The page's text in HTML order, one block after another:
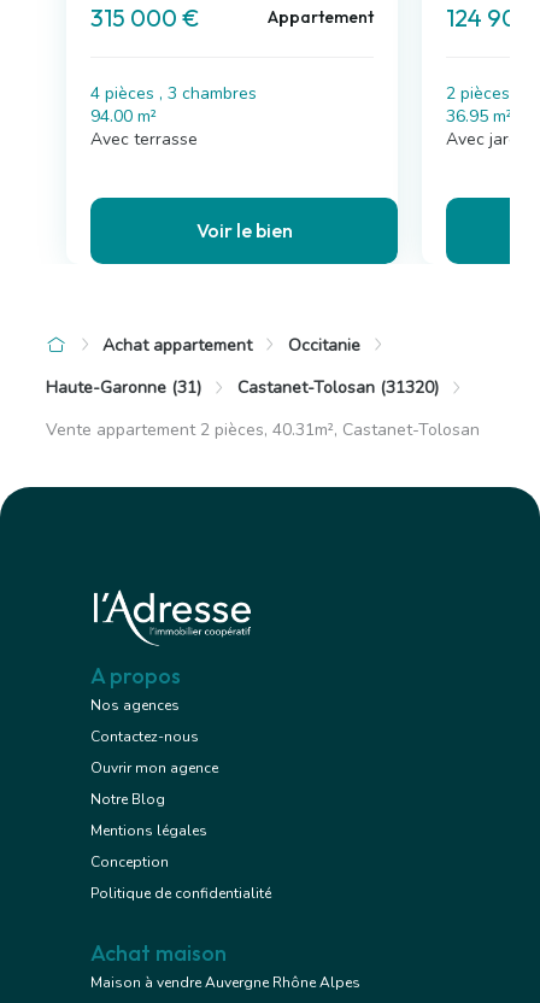
315 000 € Appartement
4 pièces , 3 chambres
94.00 m²
Avec terrasse
Voir le bien
124
2 pièces , 1
36.95 m²
Avec jardin
Achat appartement
Occitanie
Haute-Garonne (31)
Castanet-Tolosan (31320)
Vente appartement 2 pièces, 40.31m², Castanet-Tolosan
A propos
Nos agences
Contactez-nous
Ouvrir mon agence
Notre Blog
Mentions légales
Conception
Politique de confidentialité
Achat maison
Maison à vendre Auvergne Rhône Alpes